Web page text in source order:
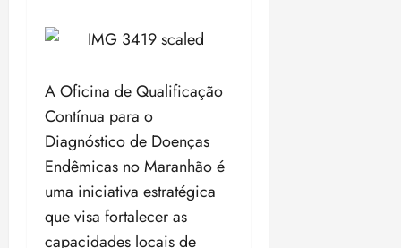
A Oficina de Qualificação
Contínua para o
Diagnóstico de Doenças
Endêmicas no Maranhão é
uma iniciativa estratégica
que visa fortalecer as
capacidades locais de